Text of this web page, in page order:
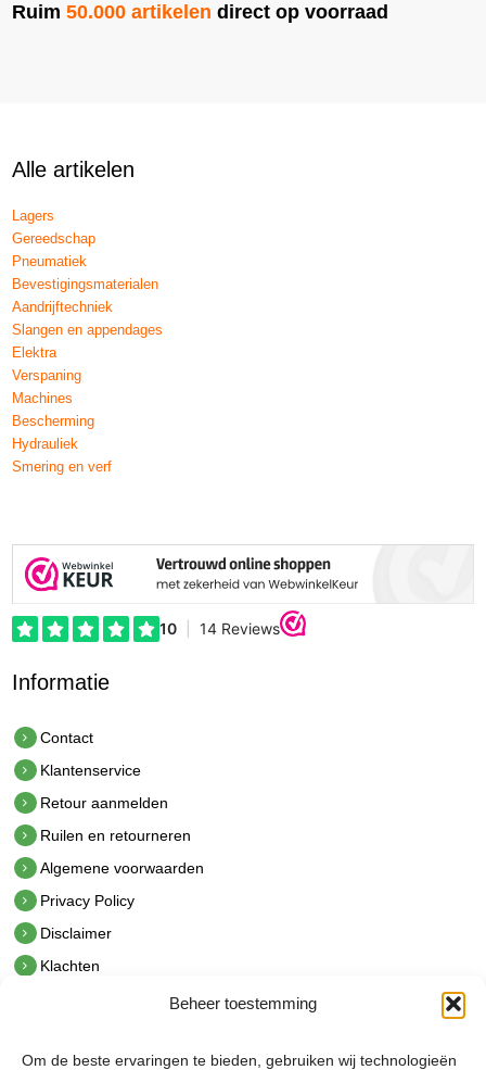
Beheer toestemming
Om de beste ervaringen te bieden, gebruiken wij technologieën
Ruim50.000 artikelen direct op voorraad
Alle artikelen
Lagers
Gereedschap
Pneumatiek
Bevestigingsmaterialen
Aandrijftechniek
Slangen en appendages
Elektra
Verspaning
Machines
Bescherming
Hydrauliek
Smering en verf
Informatie
Contact
Klantenservice
Retour aanmelden
Ruilen en retourneren
Algemene voorwaarden
Privacy Policy
Disclaimer
Klachten
hetindustriehuis B.V.